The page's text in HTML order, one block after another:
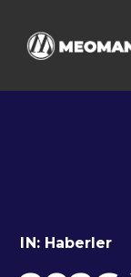
IN: Haberler